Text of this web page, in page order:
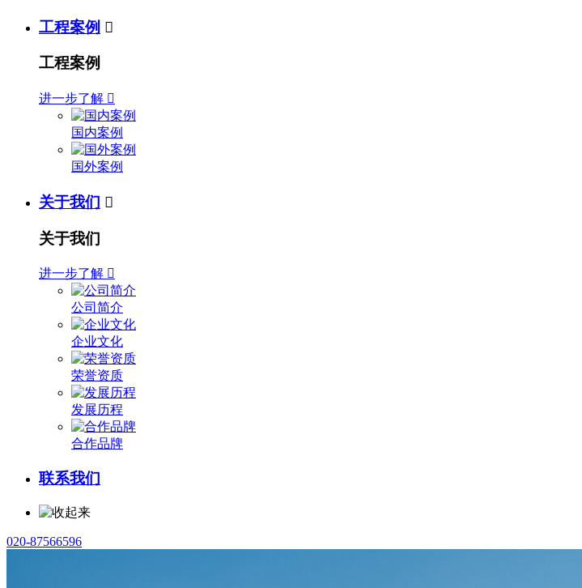
工程案例 
工程案例
进一步了解 
国内案例
国外案例
关于我们 
关于我们
进一步了解 
公司简介
企业文化
荣誉资质
发展历程
合作品牌
联系我们
020-87566596